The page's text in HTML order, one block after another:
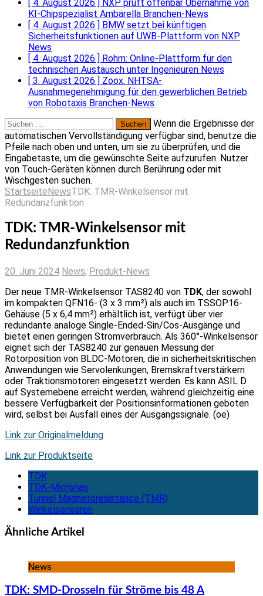
[ 4. August 2026 ] NXP prüft offenbar Übernahme von
KI-Chipspezialist Ambarella Branchen-News
[ 4. August 2026 ] BMW setzt bei künftigen
Sicherheitsfunktionen auf UWB-Plattform von NXP
News
[ 4. August 2026 ] Rohm: Online-Plattform für den
technischen Austausch unter Ingenieuren News
[ 3. August 2026 ] Zoox: NHTSA-
Ausnahmegenehmigung für den gewerblichen Betrieb
von Robotaxis Branchen-News
Suchen
nach:
Wenn die Ergebnisse der
automatischen Vervollständigung verfügbar sind, benutze die
Pfeile nach oben und unten, um sie zu überprüfen, und die
Eingabetaste, um die gewünschte Seite aufzurufen. Nutzer
von Touch-Geräten können durch Berührung oder mit
Wischgesten suchen.
StartseiteNewsTDK: TMR-Winkelsensor mit
Redundanzfunktion
TDK: TMR-Winkelsensor mit
Redundanzfunktion
20. Juni 2024 News, Produkt-News
Der neue TMR-Winkelsensor TAS8240 von TDK, der sowohl
im kompakten QFN16- (3 x 3 mm²) als auch im TSSOP16-
Gehäuse (5 x 6,4 mm²) erhältlich ist, verfügt über vier
redundante analoge Single-Ended-Sin/Cos-Ausgänge und
bietet einen geringen Stromverbrauch. Als 360°-Winkelsensor
eignet sich der TAS8240 zur genauen Messung der
Rotorposition von BLDC-Motoren, die in sicherheitskritischen
Anwendungen wie Servolenkungen, Bremskraftverstärkern
oder Traktionsmotoren eingesetzt werden. Es kann ASIL D
auf Systemebene erreicht werden, während gleichzeitig eine
bessere Verfügbarkeit der Positionsinformationen geboten
wird, selbst bei Ausfall eines der Ausgangssignale. (oe)
Link zur Originalmeldung
Link zur Produktseite
TDK
TDK-Micronas
Tunnel Magnetoresistance (TMR)
Winkelsensoren
Ähnliche Artikel
News
TDK: SMD-Drosseln für Ströme bis 48 A